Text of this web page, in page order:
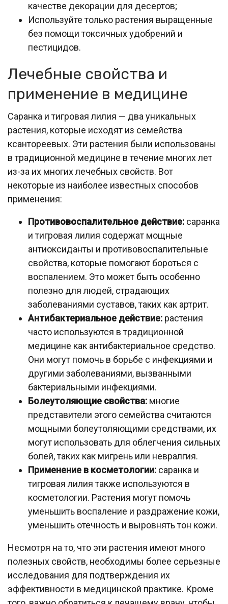
качестве декорации для десертов;
Используйте только растения выращенные
без помощи токсичных удобрений и
пестицидов.
Лечебные свойства и
применение в медицине
Саранка и тигровая лилия — два уникальных
растения, которые исходят из семейства
ксантореевых. Эти растения были использованы
в традиционной медицине в течение многих лет
из-за их многих лечебных свойств. Вот
некоторые из наиболее известных способов
применения:
Противовоспалительное действие: саранка
и тигровая лилия содержат мощные
антиоксиданты и противовоспалительные
свойства, которые помогают бороться с
воспалением. Это может быть особенно
полезно для людей, страдающих
заболеваниями суставов, таких как артрит.
Антибактериальное действие: растения
часто используются в традиционной
медицине как антибактериальное средство.
Они могут помочь в борьбе с инфекциями и
другими заболеваниями, вызванными
бактериальными инфекциями.
Болеутоляющие свойства: многие
представители этого семейства считаются
мощными болеутоляющими средствами, их
могут использовать для облегчения сильных
болей, таких как мигрень или невралгия.
Применение в косметологии: саранка и
тигровая лилия также используются в
косметологии. Растения могут помочь
уменьшить воспаление и раздражение кожи,
уменьшить отечность и выровнять тон кожи.
Несмотря на то, что эти растения имеют много
полезных свойств, необходимы более серьезные
исследования для подтверждения их
эффективности в медицинской практике. Кроме